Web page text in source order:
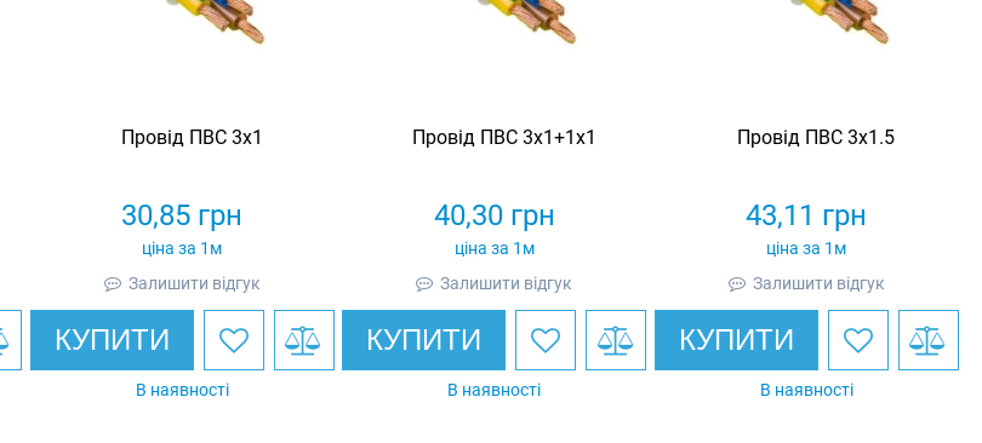
Провід ПВС 3х1
30,85 грн
ціна за 1м
Залишити відгук
КУПИТИ
В наявності
Провід ПВС 3х1+1х1
40,30грн
ціна за 1м
Залишити відгук
КУПИТИ
В наявності
Провід ПВС 3х1.5
43,11 грн
ціна за 1м
Залишити відгук
КУПИТИ
В наявності